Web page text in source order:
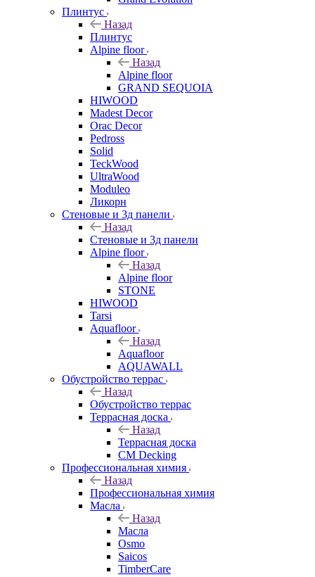
Плинтус
Назад
Плинтус
Alpine floor
Назад
Alpine floor
GRAND SEQUOIA
HIWOOD
Madest Decor
Orac Decor
Pedross
Solid
TeckWood
UltraWood
Moduleo
Ликорн
Стеновые и 3д панели
Назад
Стеновые и 3д панели
Alpine floor
Назад
Alpine floor
STONE
HIWOOD
Tarsi
Aquafloor
Назад
Aquafloor
AQUAWALL
Обустройство террас
Назад
Обустройство террас
Террасная доска
Назад
Террасная доска
CM Decking
Профессиональная химия
Назад
Профессиональная химия
Масла
Назад
Масла
Osmo
Saicos
TimberCare